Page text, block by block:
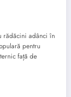
rădăcini adânci în
pentru
față de